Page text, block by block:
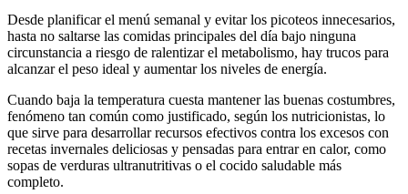
Desde planificar el menú semanal y evitar los picoteos innecesarios,
hasta no saltarse las comidas principales del día bajo ninguna
circunstancia a riesgo de ralentizar el metabolismo, hay trucos para
alcanzar el peso ideal y aumentar los niveles de energía.
Cuando baja la temperatura cuesta mantener las buenas costumbres,
fenómeno tan común como justificado, según los nutricionistas, lo
que sirve para desarrollar recursos efectivos contra los excesos con
recetas invernales deliciosas y pensadas para entrar en calor, como
sopas de verduras ultranutritivas o el cocido saludable más
completo.